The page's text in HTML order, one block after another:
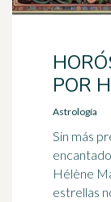
POR
Astrología
Sin más
Hélène
estrellas